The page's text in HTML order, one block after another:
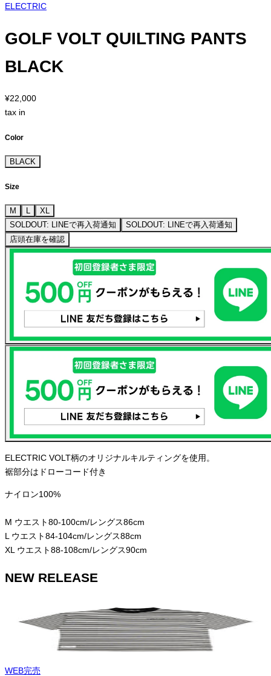
ELECTRIC
GOLF VOLT QUILTING PANTS
BLACK
¥22,000
tax in
Color
BLACK
Size
M L
XL
SOLDOUT: LINEで再入荷通知
SOLDOUT: LINEで再入荷通知
店頭在庫を確認
ELECTRIC VOLT柄のオリジナルキルティングを使用。
裾部分はドローコード付き
ナイロン100%
M ウエスト80-100cm/レングス86cm
L ウエスト84-104cm/レングス88cm
XL ウエスト88-108cm/レングス90cm
NEW RELEASE
WEB完売